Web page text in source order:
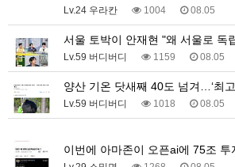
Lv.24 우라칸 1004 08.05
서울 토박이 안재현 "왜 서울로 독
Lv.59 버디버디 1159 08.05
양산 기온 닷새째 40도 넘겨…‘최
Lv.59 버디버디 1018 08.05
이번에 아마존이 오픈ai에 75조 투